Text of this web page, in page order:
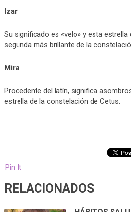
Izar
Su significado es «velo» y esta estrella
segunda más brillante de la
Mira
Procedente del latín, significa
estrella de la constelación de Cetus.
Pin It
RELACIONADOS